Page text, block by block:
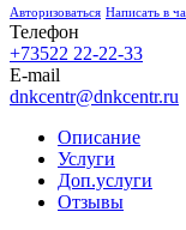
Авторизоваться Написать в
Телефон
+73522 22-22-33
E-mail
dnkcentr@dnkcentr.ru
Описание
Услуги
Доп.услуги
Отзывы